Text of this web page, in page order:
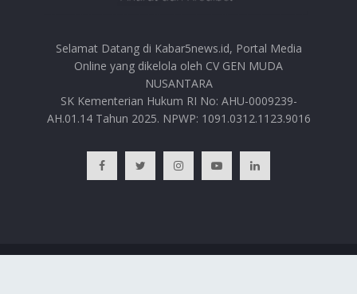
Selamat Datang di Kabar5news.id, Portal Media
Online yang dikelola oleh CV GEN MUDA
NUSANTARA
SK Kementerian Hukum RI No: AHU-0009239-
AH.01.14 Tahun 2025. NPWP: 1091.0312.1123.9016